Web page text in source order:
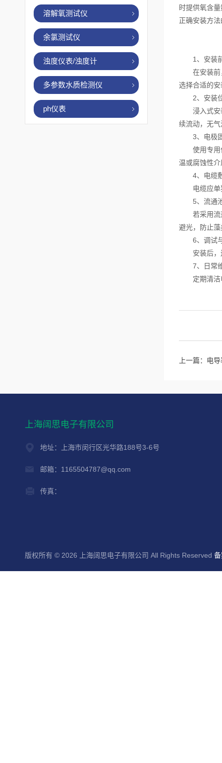
溶解氧测试仪
余氯测试仪
浊度仪表/浊度计
多参数水质检测仪
ph仪表
时提供氧含
正确安装方
1、安装前
在安装前，
选择合适的
2、安装位
浸入式安装
续流动，无
3、电极
使用专用保
温或腐蚀性
4、电缆
电缆应单独
5、流通
若采用流通
避光，防止
6、调试
安装后，连
7、日常
定期清洁电
上一篇： 电
上海阔思电子有限公司
地址：上海市闵行区光华路188号3-6号
邮箱：1165504787@qq.com
传真：
版权所有 © 2026 上海阔思电子有限公司 All Rights Reserved